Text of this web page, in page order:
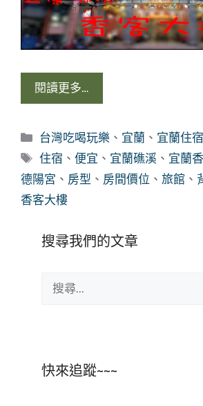
閱讀更多…
分
類
台灣吃喝玩樂 、 宜蘭 、 宜蘭住宿
標
籤
住宿 、便宜 、 宜蘭礁溪 、 宜蘭
德陽宮 、 房型 、 房間價位 、 旅館 、
香客大樓
搜尋我們的文章
尋:
快來追蹤~~~